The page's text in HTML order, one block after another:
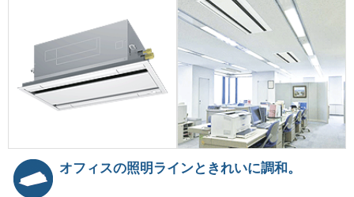
オフィスの照明ラインときれいに調和。